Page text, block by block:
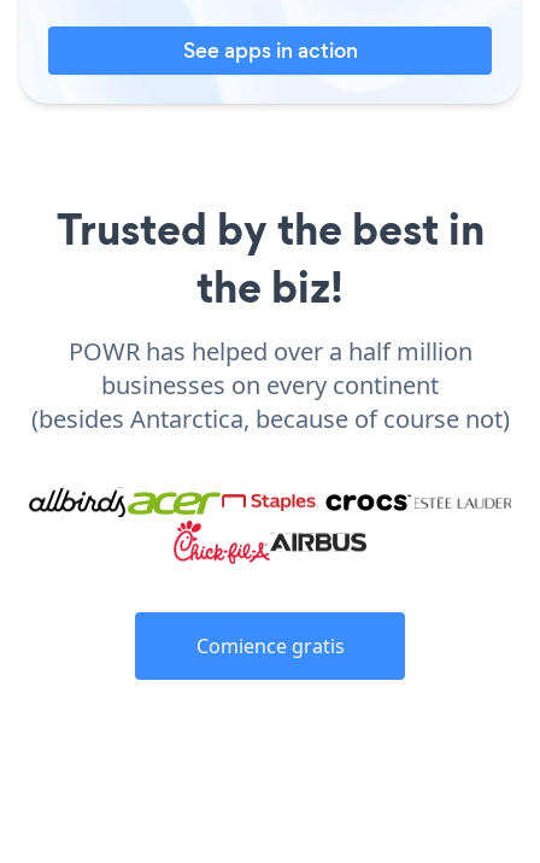
See apps in action
Trusted by the best in
the biz!
POWR has helped over a half million
businesses on every continent
(besides Antarctica, because of course not)
Comience gratis